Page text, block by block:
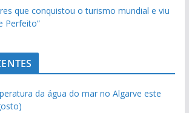
que conquistou o turismo mundial e viu
Perfeito”
da água do mar no Algarve este